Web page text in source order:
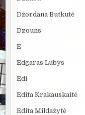
Džordana Butkutė
Dzouns
E
Edgaras Lubys
Edi
Edita Krakauskaitė
Edita Mildažytė